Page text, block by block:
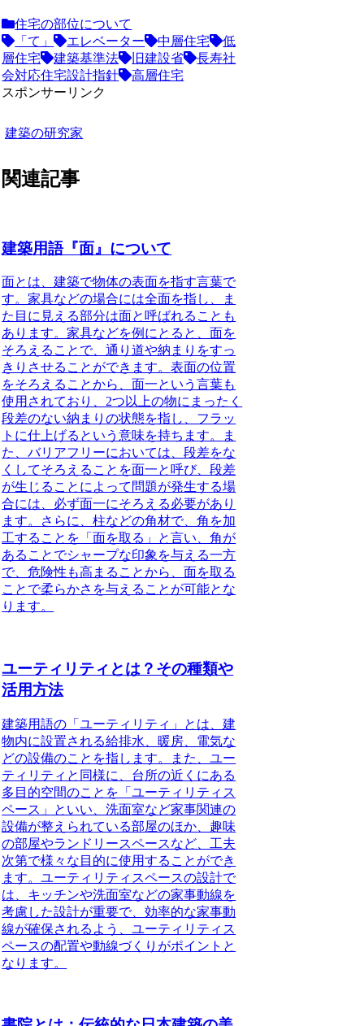
住宅の部位について
「て」
エレベーター 中層住宅
低
層住宅
建築基準法 旧建設省
長寿社
会対応住宅設計指針
高層住宅
スポンサーリンク
建築の研究家
関連記事
建築用語『面』について
面とは、建築で物体の表面を指す言葉で
す。家具などの場合には全面を指し、ま
た目に見える部分は面と呼ばれることも
あります。家具などを例にとると、面を
そろえることで、通り道や納まりをすっ
きりさせることができます。表面の位置
をそろえることから、面一という言葉も
使用されており、2つ以上の物にまったく
段差のない納まりの状態を指し、フラッ
トに仕上げるという意味を持ちます。
ま
た、バリアフリーにおいては、段差をな
くしてそろえることを面一と呼び、段差
が生じることによって問題が発生する場
合には、必ず面一にそろえる必要があり
ます。
さらに、柱などの角材で、角を加
工することを「面を取る」と言い、角が
あることでシャープな印象を与える一方
で、危険性も高まることから、面を取る
ことで柔らかさを与えることが可能とな
ります。
ユーティリティとは？その種類や
活用方法
建築用語の「ユーティリティ」とは、建
物内に設置される給排水、暖房、電気な
どの設備のこと を指します。また、ユー
ティリティと同様に、台所の近くにある
多目的空間のことを「ユーティリティス
ペース」といい、洗面室など家事関連の
設備が整えられている部屋のほか、趣味
の部屋やランドリースペースなど、工夫
次第で様々な目的に使用することができ
ます。ユーティリティスペースの設計で
は、キッチンや洗面室などの家事動線を
考慮した設計が重要で、効率的な家事動
線が確保されるよう、ユーティリティス
ペースの配置や動線づくりがポイントと
なります。